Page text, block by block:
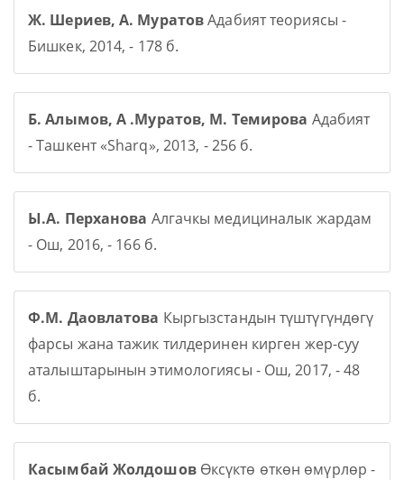
Ж. Шериев, А. МуратовАдабият теориясы -
Бишкек, 2014, - 178 б.
Б. Алымов, А .Муратов, М. Темирова Адабият
- Ташкент «Sharq», 2013, - 256 б.
Ы.А. Перханова Алгачкы медициналык жардам
- Ош, 2016, - 166 б.
Ф.М. Даовлатова Кыргызстандын түштүгүндөгү
фарсы жана тажик тилдеринен кирген жер-суу
аталыштарынын этимологиясы - Ош, 2017, - 48
б.
Касымбай Жолдошов Өксүктө өткөн өмүрлөр -